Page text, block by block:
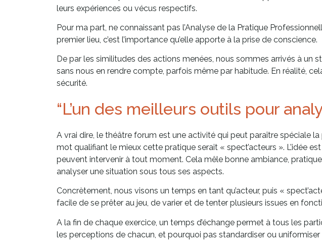
leurs expériences ou vécus respectifs.
Pour ma part, ne connaissant pas l’Analyse de la Pratique
premier lieu, c’est l’importance qu’elle apporte à la prise de conscience.
De par les similitudes des actions menées, nous sommes arrivés à un
sans nous en rendre compte, parfois même par habitude. En réalité,
sécurité.
“L’un des meilleurs outils pour
A vrai dire, le théâtre forum est une activité qui peut paraître spéciale
mot qualifiant le mieux cette pratique serait « spect’acteurs ». L’idée
peuvent intervenir à tout moment. Cela mêle bonne ambiance,
analyser une situation sous tous ses aspects.
Concrètement, nous visons un temps en tant qu’acteur, puis «
facile de se prêter au jeu, de varier et de tenter plusieurs issues en
A la fin de chaque exercice, un temps d’échange permet à tous les
les perceptions de chacun, et pourquoi pas standardiser ou uniformiser